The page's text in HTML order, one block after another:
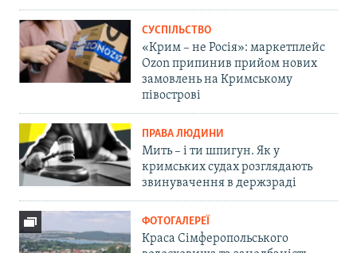
СУСПІЛЬСТВО
«Крим – не Росія»: маркетплейс
Ozon припинив прийом нових
замовлень на Кримському
півострові
ПРАВА ЛЮДИНИ
Мить – і ти шпигун. Як у
кримських судах розглядають
звинувачення в держзраді
ФОТОГАЛЕРЕЇ
Краса Сімферопольського